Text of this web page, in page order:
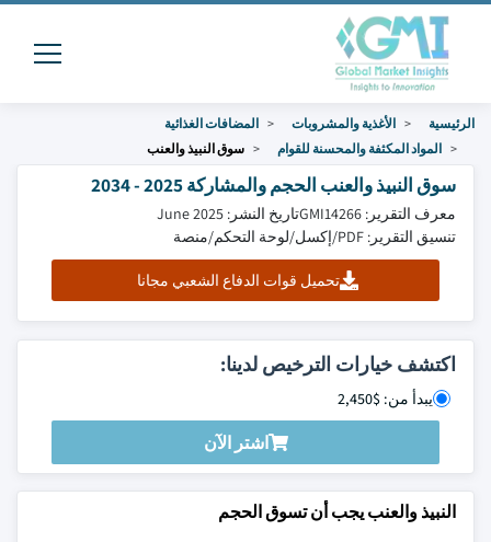
الرئيسية الأغذية والمشروبات
المضافات الغذائية
المواد المكثفة والمحسنة للقوام
سوق النبيذ والعنب
سوق النبيذ والعنب الحجم والمشاركة 2025 - 2034
معرف التقرير: GMI14266
تاريخ النشر: June 2025
تنسيق التقرير: PDF/إكسل/لوحة التحكم/منصة
تحميل قوات الدفاع الشعبي مجانا
اكتشف خيارات الترخيص لدينا:
يبدأ من: $2,450
اشتر الآن
النبيذ والعنب يجب أن تسوق الحجم